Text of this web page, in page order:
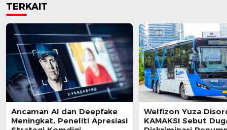
TERKAIT
Ancaman AI dan Deepfake
Meningkat, Peneliti Apresiasi
Welfizon Yuza
KAMAKSI Sebut